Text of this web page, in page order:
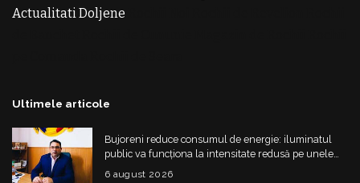
Actualitati Doljene
Ultimele articole
Bujoreni reduce consumul de energie: iluminatul
public va funcționa la intensitate redusă pe unele
străzi
6 august 2026